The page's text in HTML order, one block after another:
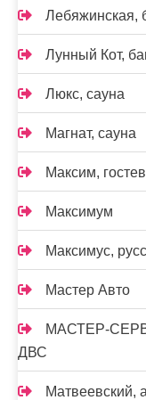
Лебяжинская,
Лунный Кот,
Люкс, сауна
Магнат, сауна
Максим,
Максимум
Максимус,
Мастер Авто
МАСТЕР-
ДВС
Матвеевский,